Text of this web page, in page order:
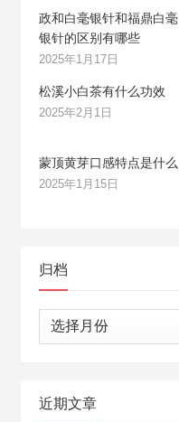
政和白毫银针和福鼎白毫
银针的区别有哪些
2025年1月17日
松溪小白茶有什么功效
2025年2月1日
蒙顶黄芽口感特点是什么
2025年1月15日
归档
归
档
近期文章